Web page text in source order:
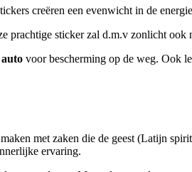
creëren een evenwicht in de
prachtige sticker zal d.m.v zonlicht ook
auto voor bescherming op de weg. Ook
met zaken die de geest (Latijn
ervaring.